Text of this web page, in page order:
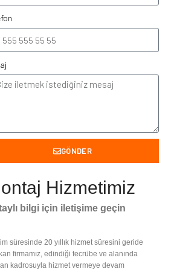
GÖNDER
Hizmetimiz
bilgi için iletişime geçin
süresinde 20 yıllık hizmet süresini geride
firmamız, edindiği tecrübe ve alanında
kadrosuyla hizmet vermeye devam